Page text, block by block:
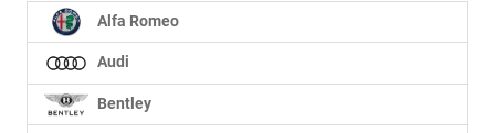
Alfa Romeo
Audi
Bentley